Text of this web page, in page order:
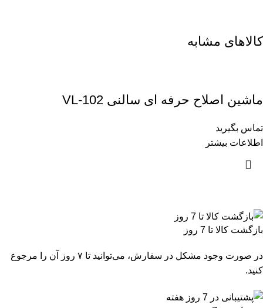
کالاهای مشابه
ماشین اصلاح حرفه ای سالنی VL-102
تماس بگیرید
اطلاعات بیشتر
بازگشت کالا تا 7 روز
در صورت وجود مشکل در سفارش، می‌توانید تا ۷ روز آن را مرجوع
کنید.